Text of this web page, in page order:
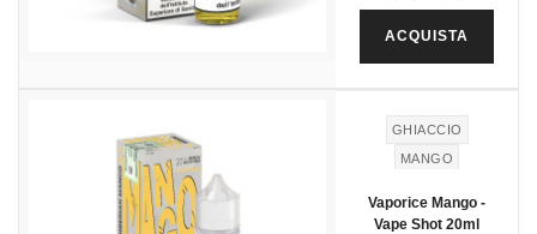
ACQUISTA
GHIACCIO
MANGO
Vaporice Mango -
Vape Shot 20ml